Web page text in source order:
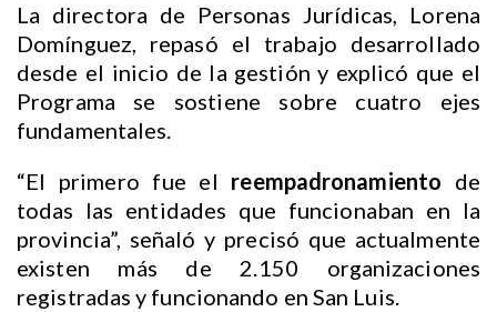
La directora de Personas Jurídicas, Lorena
Domínguez, repasó el trabajo desarrollado
desde el inicio de la gestión y explicó que el
Programa se sostiene sobre cuatro ejes
fundamentales.
“El primero fue el reempadronamiento de
todas las entidades que funcionaban en la
provincia”, señaló y precisó que actualmente
existen más de 2.150 organizaciones
registradas y funcionando en San Luis.